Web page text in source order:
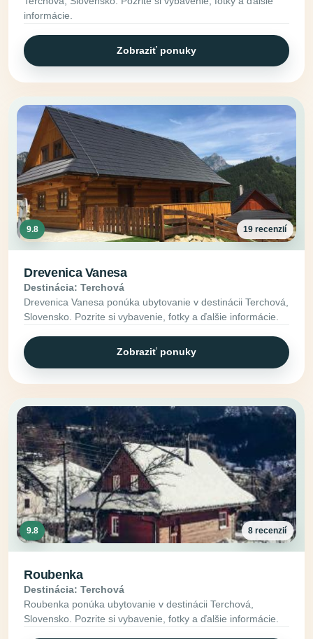
informácie.
Zobraziť ponuky
9.8 19 recenzií
Drevenica Vanesa
Destinácia: Terchová
Drevenica Vanesa ponúka ubytovanie v destinácii Terchová,
Slovensko. Pozrite si vybavenie, fotky a ďalšie informácie.
Zobraziť ponuky
9.8 8 recenzií
Roubenka
Destinácia: Terchová
Roubenka ponúka ubytovanie v destinácii Terchová,
Slovensko. Pozrite si vybavenie, fotky a ďalšie informácie.